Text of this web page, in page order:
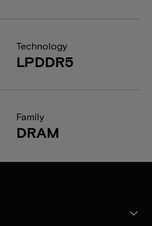
Technology
LPDDR5
Family
DRAM